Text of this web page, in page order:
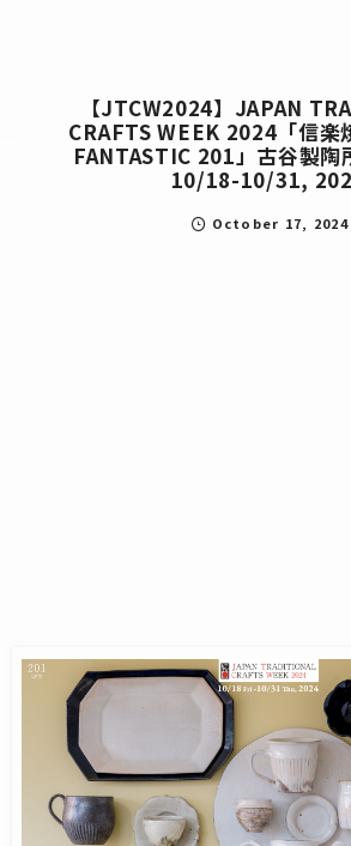
【JTCW2024】JAPAN
CRAFTS WEEK 2024「信
FANTASTIC 201」古谷製陶
10/18-10/31,
October 17, 2024